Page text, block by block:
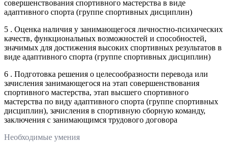
совершенствования спортивного мастерства в виде
адаптивного спорта (группе спортивных дисциплин)
5 . Оценка наличия у занимающегося личностно-психических
качеств, функциональных возможностей и способностей,
значимых для достижения высоких спортивных результатов в
виде адаптивного спорта (группе спортивных дисциплин)
6 . Подготовка решения о целесообразности перевода или
зачисления занимающегося на этап совершенствования
спортивного мастерства, этап высшего спортивного
мастерства по виду адаптивного спорта (группе спортивных
дисциплин), зачисления в спортивную сборную команду,
заключения с занимающимся трудового договора
Необходимые умения